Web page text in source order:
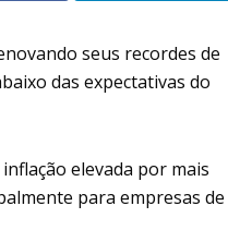
seus recordes de
das expectativas do
elevada por mais
para empresas de